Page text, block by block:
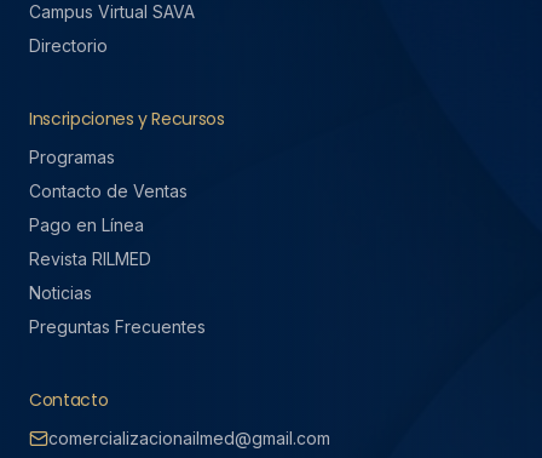
Campus Virtual SAVA
Directorio
Inscripciones y Recursos
Programas
Contacto de Ventas
Pago en Línea
Revista RILMED
Noticias
Preguntas Frecuentes
Contacto
comercializacionailmed@gmail.com